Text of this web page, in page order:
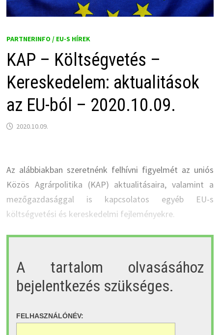
PARTNERINFO / EU-S HÍREK
KAP – Költségvetés –
Kereskedelem: aktualitások
az EU-ból – 2020.10.09.
2020.10.09.
Az alábbiakban szeretnénk felhívni figyelmét az uniós
Közös Agrárpolitika (KAP) aktualitásaira, valamint a
mezőgazdasággal is kapcsolatos egyéb EU-s
költségvetési és kereskedelmi fejleményekre.
A tartalom olvasásához
bejelentkezés szükséges.
FELHASZNÁLÓNÉV: